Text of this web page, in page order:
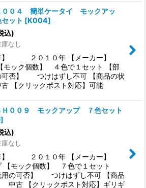
０４ 簡単ケータイ モックアッ
ット [K004]
込)
なし
年】 ２０１０年 【メーカー】
モック個数】 ４色で１セット 【部
可否】 つけはずし不可 【商品の状
【クリックポスト対応】可能
００９ モックアップ ７色セット
]
込)
なし
年】 ２０１０年 【メーカー】
【モック個数】 ７色で１セット
用の可否】 つけはずし不可 【商品
中古 【クリックポスト対応】ギリギ